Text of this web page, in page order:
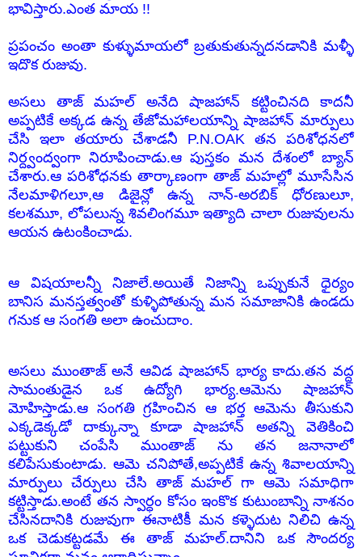
భావిస్తారు.ఎంత మాయ !!
ప్రపంచం అంతా కుళ్ళుమాయలో బ్రతుకుతున్నదనడానికి మళ్ళీ
ఇదొక రుజువు.
అసలు తాజ్ మహల్ అనేది షాజహాన్ కట్టించినది కాదనీ
అప్పటికే అక్కడ ఉన్న తేజోమహాలయాన్ని షాజహాన్ మార్పులు
చేసి ఇలా తయారు చేశాడనీ P.N.OAK తన పరిశోధనలో
నిర్ద్వంద్వంగా నిరూపించాడు.ఆ పుస్తకం మన దేశంలో బ్యాన్
చేశారు.ఆ పరిశోధనకు తార్కాణంగా తాజ్ మహల్లో మూసేసిన
నేలమాళిగలూ,ఆ డిజైన్లో ఉన్న నాన్-అరబిక్ ధోరణులూ,
కలశమూ, లోపలున్న శివలింగమూ ఇత్యాది చాలా రుజువులను
ఆయన ఉటంకించాడు.
ఆ విషయాలన్నీ నిజాలే.అయితే నిజాన్ని ఒప్పుకునే ధైర్యం
బానిస మనస్తత్వంతో కుళ్ళిపోతున్న మన సమాజానికి ఉండదు
గనుక ఆ సంగతి అలా ఉంచుదాం.
అసలు ముంతాజ్ అనే ఆవిడ షాజహాన్ భార్య కాదు.తన వద్ద
సామంతుడైన ఒక ఉద్యోగి భార్య.ఆమెను షాజహాన్
మోహిస్తాడు.ఆ సంగతి గ్రహించిన ఆ భర్త ఆమెను తీసుకుని
ఎక్కడెక్కడో దాక్కున్నా కూడా షాజహాన్ అతన్ని వెతికించి
పట్టుకుని చంపేసి ముంతాజ్ ను తన జనానాలో
కలిపేసుకుంటాడు. ఆమె చనిపోతే,అప్పటికే ఉన్న శివాలయాన్ని
మార్పులు చేర్పులు చేసి తాజ్ మహల్ గా ఆమె సమాధిగా
కట్టిస్తాడు.అంటే తన స్వార్ధం కోసం ఇంకొక కుటుంబాన్ని నాశనం
చేసినదానికి రుజువుగా ఈనాటికీ మన కళ్ళెదుట నిలిచి ఉన్న
ఒక చెడుకట్టడమే ఈ తాజ్ మహల్.దానిని ఒక సౌందర్య